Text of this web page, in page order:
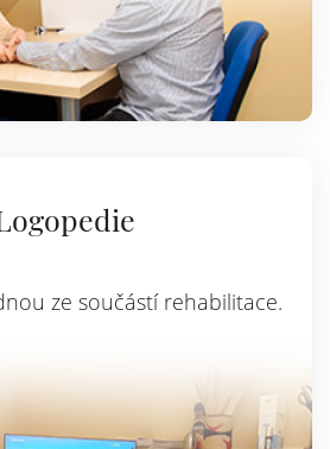
ze součástí rehabilitace.